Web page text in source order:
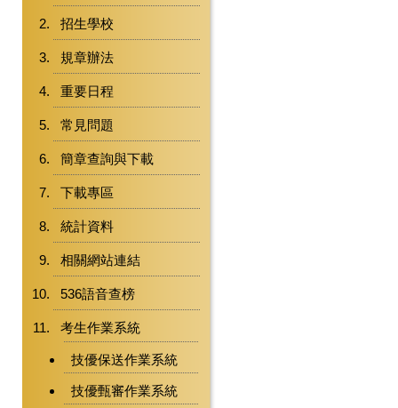
招生學校
規章辦法
重要日程
常見問題
簡章查詢與下載
下載專區
統計資料
相關網站連結
536語音查榜
考生作業系統
技優保送作業系統
技優甄審作業系統